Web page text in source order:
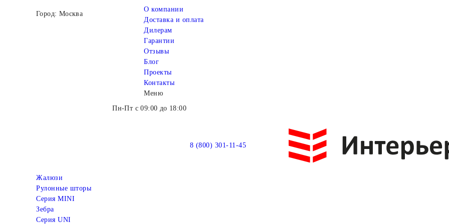
Город: Москва
О компании
Доставка и оплата
Дилерам
Гарантии
Отзывы
Блог
Проекты
Контакты
Меню
Пн-Пт с 09:00 до 18:00
8 (800) 301-11-45
Жалюзи
Рулонные шторы
Серия MINI
Зебра
Серия UNI